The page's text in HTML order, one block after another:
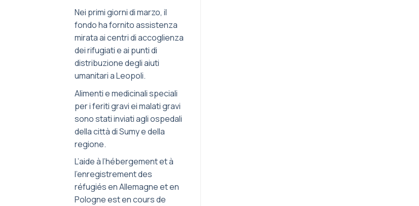
Nei primi giorni di marzo, il
fondo ha fornito assistenza
mirata ai centri di accoglienza
dei rifugiati e ai punti di
distribuzione degli aiuti
umanitari a Leopoli.
Alimenti e medicinali speciali
per i feriti gravi ei malati gravi
sono stati inviati agli ospedali
della città di Sumy e della
regione.
L’aide à l’hébergement et à
l’enregistrement des
réfugiés en Allemagne et en
Pologne est en cours de